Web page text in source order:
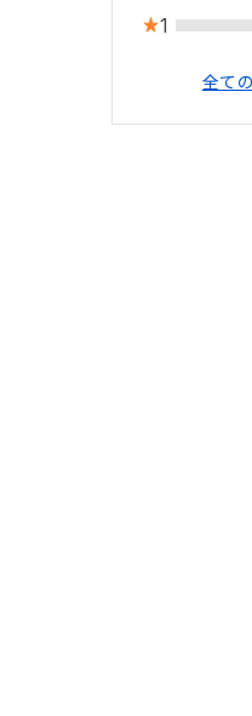
1
全て